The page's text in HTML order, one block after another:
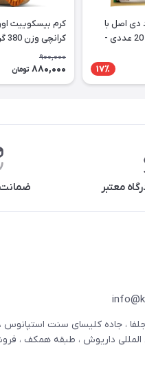
دی اصل با
شوکو گرانول بسته 20 عددی -
17٪
کرم بیسکوییت
کرانچی وزن 380 گرم - Lotus
900,000
880,000 تومان
معتبر ضمانت
، جاده کلیسای سنت استپانوس ،
داریوش ، طبقه همکف ،